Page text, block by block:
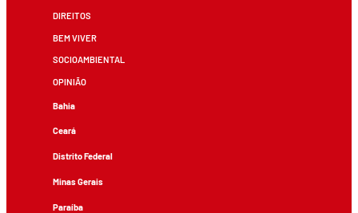
DIREITOS
BEM VIVER
SOCIOAMBIENTAL
OPINIÃO
Bahia
Ceará
Distrito Federal
Minas Gerais
Paraíba